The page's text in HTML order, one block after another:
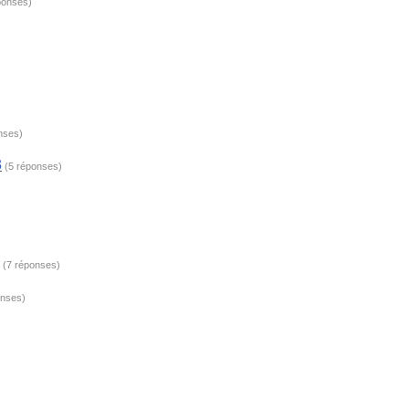
(5 réponses)
(7 réponses)